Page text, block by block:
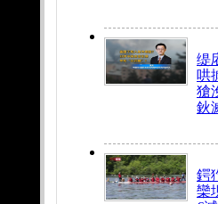
缇
哄
獊
鈥
鍔
欒